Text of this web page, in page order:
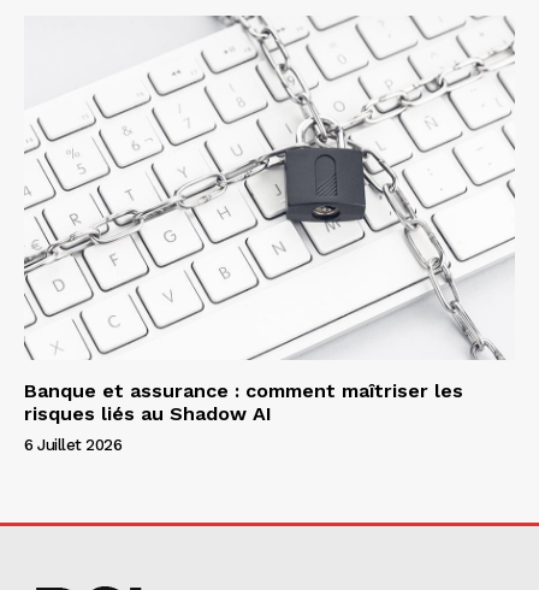
Banque et assurance : comment maîtriser les
risques liés au Shadow AI
6 Juillet 2026